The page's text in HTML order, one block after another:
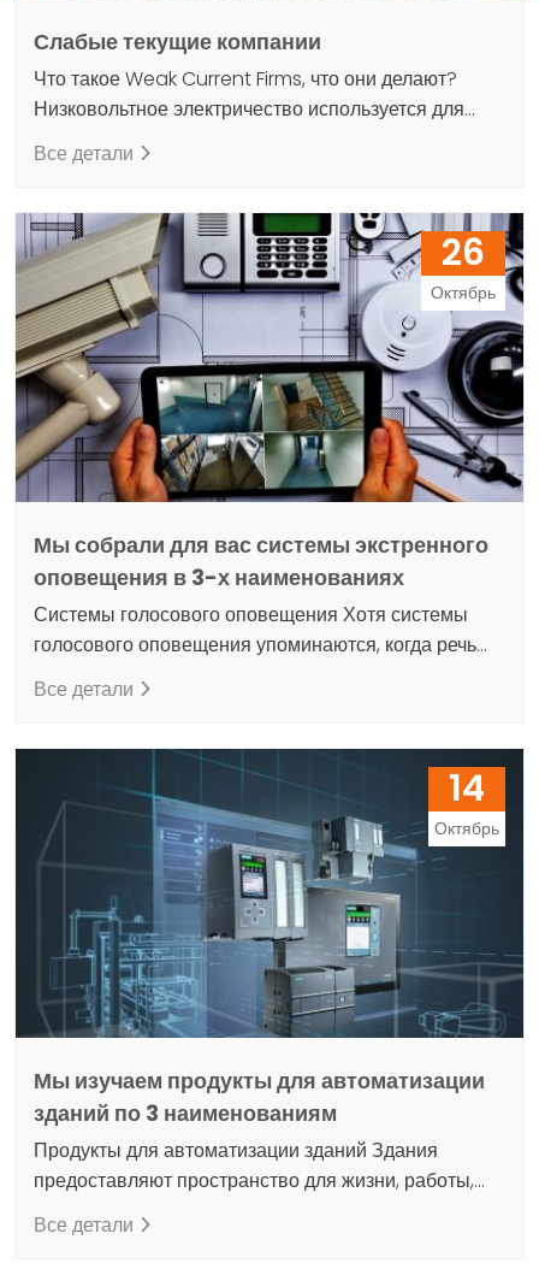
Слабые текущие компании
Что такое Weak Current Firms, что они делают?
Низковольтное электричество используется для
описания устройств и их установок, таких как
звонки, камеры и громкоговорители. В этом секторе
организация является одной из современных
компаний, выполняющих такие задачи, как поставка,
установка, проектирование, покупка и продажа
таких устройств. Наш бизнес Diginet гарантирует
доставку…
Все детали
26
Октябрь
Мы собрали для вас системы экстренного
оповещения в 3-х наименованиях
Системы голосового оповещения Хотя системы
голосового оповещения упоминаются, когда речь
идет о системах оповещения, эти системы также
известны как системы громкой связи. Он
оповещения о чрезвычайных ситуациях, на рабочих
местах. Например, его используют в
информационных целях при большом скоплении
людей на промышленных предприятиях, в торговых
заведениях, на стадионах и…
Все детали
14
Октябрь
Мы изучаем продукты для автоматизации
зданий по 3 наименованиям
Продукты для автоматизации зданий Здания
предоставляют пространство для жизни, работы,
работы, производства, ведения бизнеса и
времяпрепровождения. В зависимости от
Все детали